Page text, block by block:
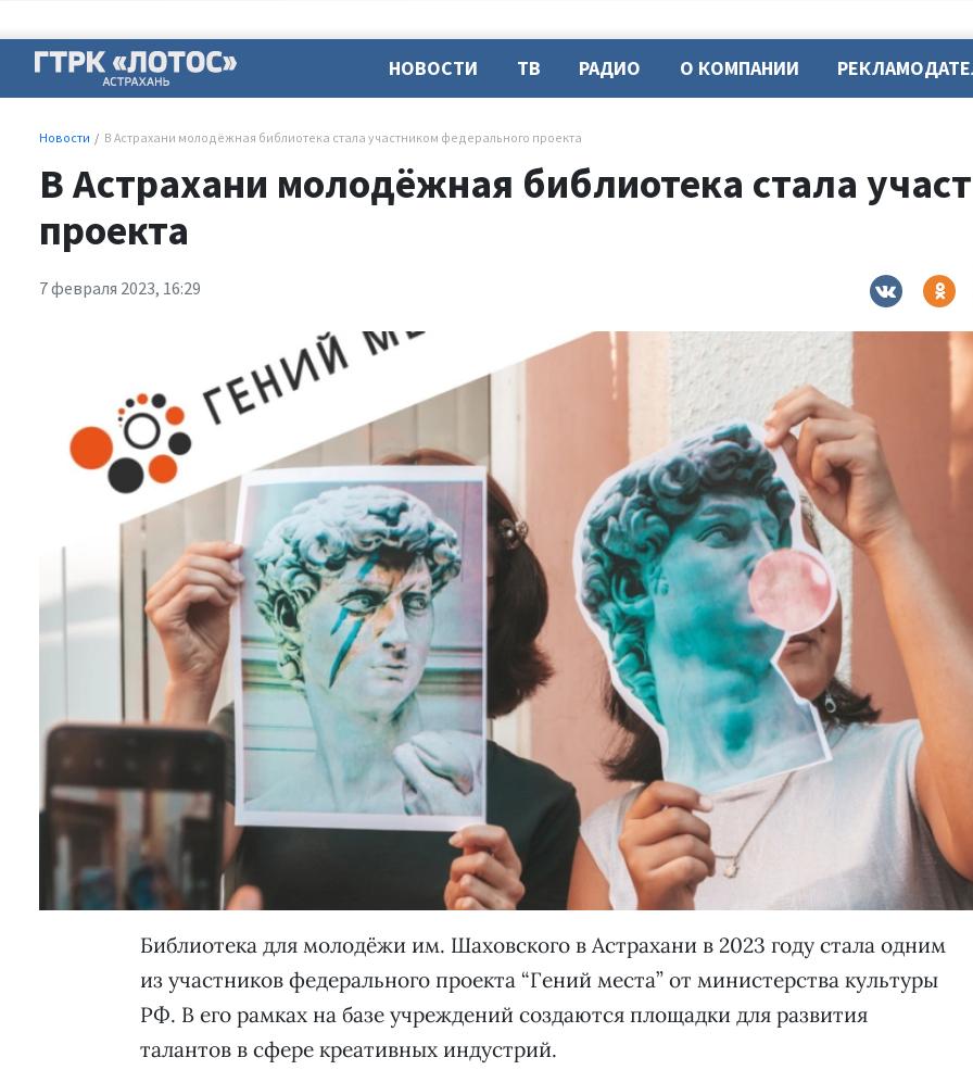
НОВОСТИ ТВ РАДИО О КОМПАНИИ
Новости В Астрахани молодёжная библиотека стала участником федерального проекта
В Астрахани молодёжная библиотека стала
проекта
7 февраля 2023, 16:29
Библиотека для молодёжи им. Шаховского в Астрахани в 2023 году стала одним
из участников федерального проекта “Гений места” от министерства культуры
РФ. В его рамках на базе учреждений создаются площадки для развития
талантов в сфере креативных индустрий.